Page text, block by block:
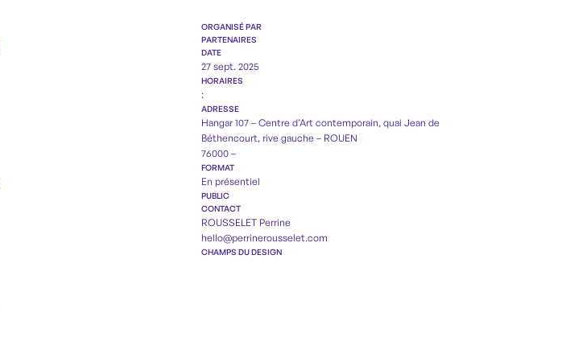
ORGANISÉ PAR
PARTENAIRES
DATE
27 sept. 2025
HORAIRES
:
ADRESSE
Hangar 107 – Centre d’Art contemporain, quai Jean de
Béthencourt, rive gauche – ROUEN
76000 –
FORMAT
En présentiel
PUBLIC
CONTACT
ROUSSELET Perrine
hello@perrinerousselet.com
CHAMPS DU DESIGN